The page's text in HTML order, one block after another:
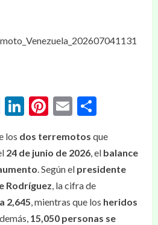
Twitter
LinkedIn
Pinterest
Email
los dos terremotos que
24 de junio de 2026, el balance
. Según el presidente
Rodríguez, la cifra de
2,645, mientras que los heridos
15,050 personas se